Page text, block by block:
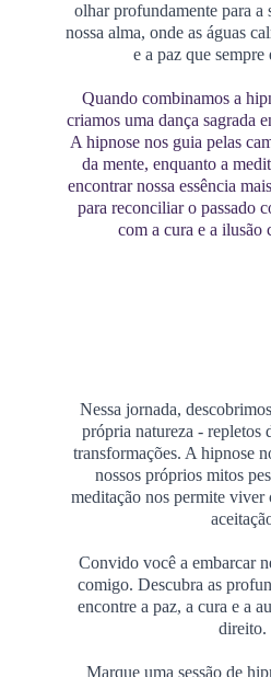
olhar profundamente para a
nossa alma, onde as águas
e a paz que sempre
Quando combinamos a
criamos uma dança sagrada
A hipnose nos guia pelas
da mente, enquanto a
encontrar nossa essência
para reconciliar o passado
com a cura e a ilusão
Nessa jornada,
própria natureza - repletos
transformações. A hipnose
nossos próprios mitos
meditação nos permite viver
Convido você a embarcar
comigo. Descubra as
encontre a paz, a cura e a
direito.
Marque uma sessão de